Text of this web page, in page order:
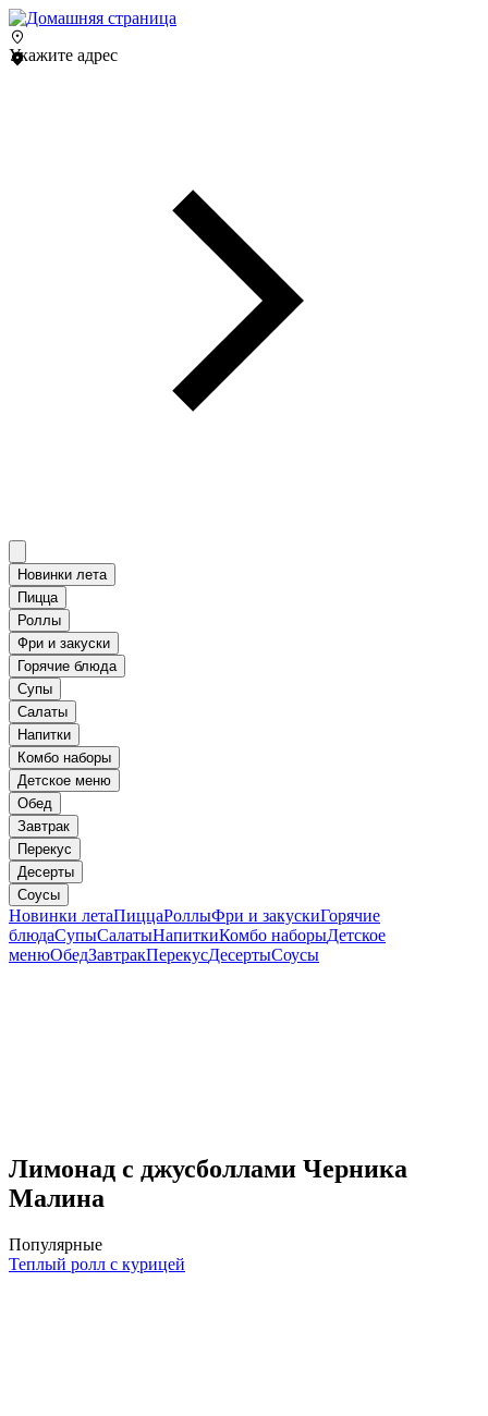
Укажите адрес
Новинки лета
Пицца
Роллы
Фри и закуски
Горячие блюда
Супы
Салаты
Напитки
Комбо наборы
Детское меню
Обед
Завтрак
Перекус
Десерты
Соусы
Новинки летаПиццаРоллыФри и закускиГорячие
блюдаСупыСалатыНапиткиКомбо наборыДетское
менюОбедЗавтракПерекусДесертыСоусы
Лимонад с джусболлами Черника
Малина
Популярные
Теплый ролл с курицей